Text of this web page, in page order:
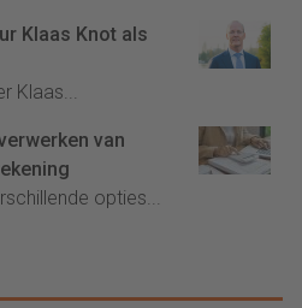
Klaas Knot als
Klaas...
van
opties...